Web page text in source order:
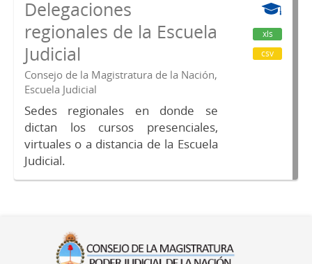
Delegaciones
regionales de la Escuela
Judicial
Consejo de la Magistratura de la Nación,
Escuela Judicial
Sedes regionales en donde se
dictan los cursos presenciales,
virtuales o a distancia de la Escuela
Judicial.
xls
csv